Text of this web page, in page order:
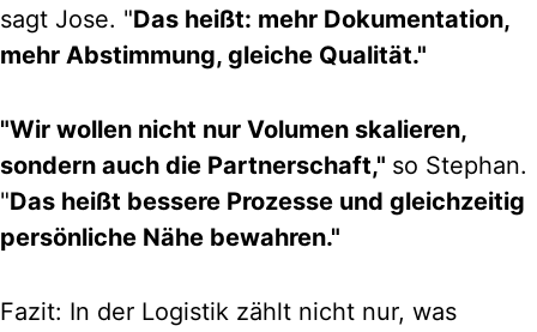
sagt Jose. "Das heißt: mehr Dokumentation,
mehr Abstimmung, gleiche Qualität."
"Wir wollen nicht nur Volumen skalieren,
sondern auch die Partnerschaft," so Stephan.
"Das heißt bessere Prozesse und gleichzeitig
persönliche Nähe bewahren."
Fazit: In der Logistik zählt nicht nur, was